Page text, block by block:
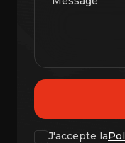
J'accepte la